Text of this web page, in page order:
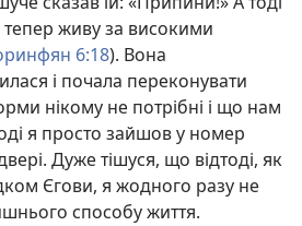
живу за високими
6:18). Вона
і почала переконувати
нікому не потрібні і що нам
я просто зайшов у номер
Дуже тішуся, що відтоді, як
Єгови, я жодного разу не
способу життя.